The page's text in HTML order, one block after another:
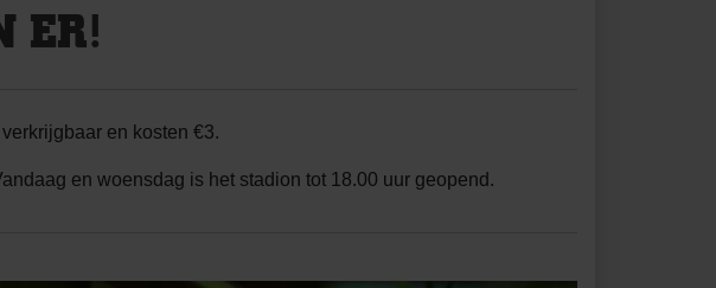
ER!
en kosten €3.
en woensdag is het stadion tot 18.00 uur geopend.